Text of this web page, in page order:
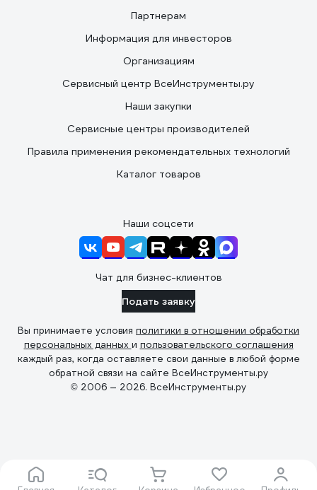
Партнерам
Информация для инвесторов
Организациям
Сервисный центр ВсеИнструменты.ру
Наши закупки
Сервисные центры производителей
Правила применения рекомендательных технологий
Каталог товаров
Наши соцсети
Чат для бизнес-клиентов
Подать заявку
Вы принимаете условия политики в отношении обработки
персональных данных и пользовательского соглашения
каждый раз, когда оставляете свои данные в любой форме
обратной связи на сайте ВсеИнструменты.ру
© 2006 — 2026. ВсеИнструменты.ру